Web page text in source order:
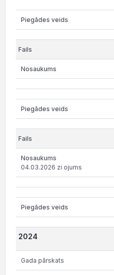
04.03.2026 zi ojums
2024
Gada pārskats